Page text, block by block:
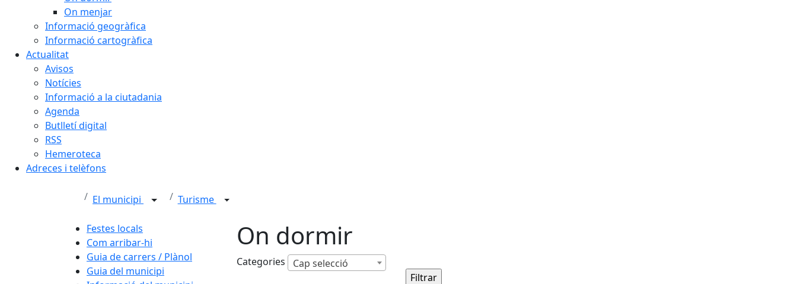
On menjar
Informació geogràfica
Informació cartogràfica
Actualitat
Avisos
Notícies
Informació a la ciutadania
Agenda
Butlletí digital
RSS
Hemeroteca
Adreces i telèfons
El municipi Turisme
Festes locals
Com arribar-hi
Guia de carrers / Plànol
Guia del municipi
On dormir
Categories Cap selecció